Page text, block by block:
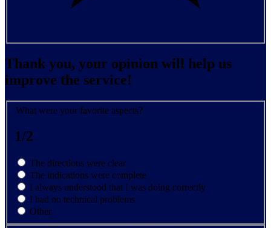
Thank you, your opinion will help us
improve the service!
What were your favorite aspects?
1/2
The directions were clear
The indications were complete
I always understood that I was doing correctly
I had no technical problems
Other